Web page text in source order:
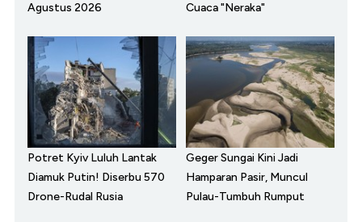
Agustus 2026
Cuaca "Neraka"
Potret Kyiv Luluh Lantak
Diamuk Putin! Diserbu 570
Drone-Rudal Rusia
Geger Sungai Kini Jadi
Hamparan Pasir, Muncul
Pulau-Tumbuh Rumput